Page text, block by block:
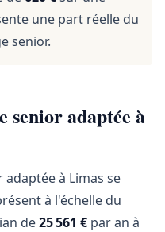
une part réelle du
senior.
senior adaptée à
à Limas se
à l'échelle du
de25 561 € par an à